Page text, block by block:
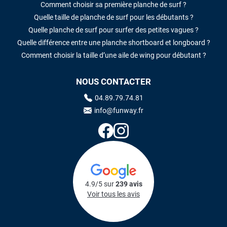
Comment choisir sa première planche de surf ?
Quelle taille de planche de surf pour les débutants ?
Quelle planche de surf pour surfer des petites vagues ?
Quelle différence entre une planche shortboard et longboard ?
Comment choisir la taille d’une aile de wing pour débutant ?
NOUS CONTACTER
04.89.79.74.81
info@funway.fr
4.9/5 sur239 avis
Voir tous les avis